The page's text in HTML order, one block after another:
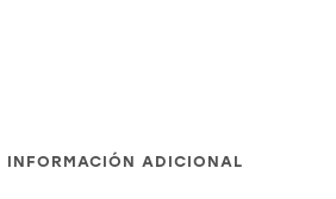
INFORMACIÓN ADICIONAL